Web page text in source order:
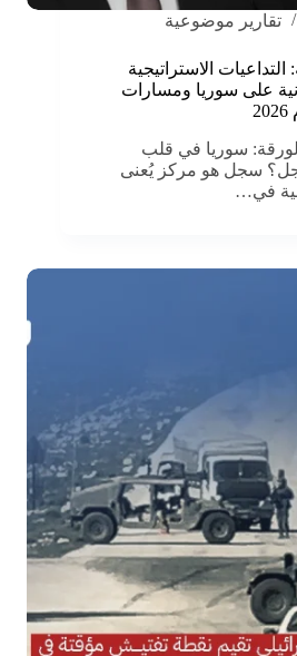
تقارير موضوعية
الاستراتيجية
على سوريا ومسارات
سوريا في قلب
سجل هو مركز يُعنى
في…